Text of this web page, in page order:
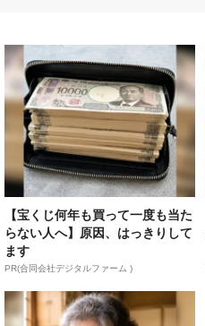
【宝くじ何年も買って一度も当た
らない人へ】原因、はっきりして
ます
PR(合同会社デジタルファーム )